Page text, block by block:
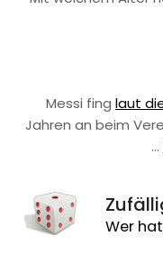
Messi fing laut
Jahren an beim
…
Wer